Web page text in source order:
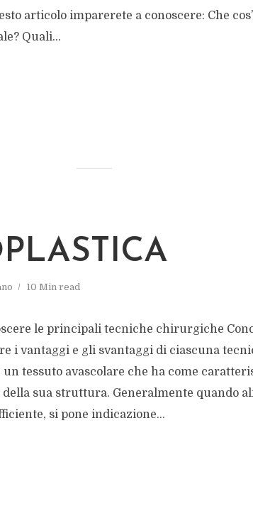
articolo imparerete a conoscere: Che
Quali...
10 Min read
le principali tecniche chirurgiche
i vantaggi e gli svantaggi di ciascuna
un tessuto avascolare che ha come
sua struttura. Generalmente quando
si pone indicazione...